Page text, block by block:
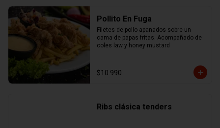
Pollito En Fuga
Filetes de pollo apanados sobre un
cama de papas fritas. Acompañado de
coles law y honey mustard
$10.990
Ribs clásica tenders